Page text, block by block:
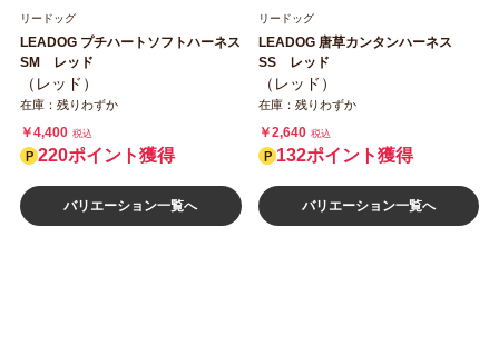
リードッグ
LEADOG プチハートソフトハーネス
SM レッド
（レッド）
在庫：残りわずか
￥4,400 税込
220ポイント獲得
バリエーション一覧へ
リードッグ
LEADOG 唐草カンタンハーネス
SS レッド
（レッド）
在庫：残りわずか
￥2,640 税込
132ポイント獲得
バリエーション一覧へ